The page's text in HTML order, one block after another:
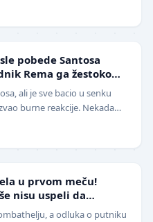
pobede Santosa
Rema ga žestoko
(VIDEO)
ali je sve bacio u senku
burne reakcije. Nekada
u prvom meču!
nisu uspeli da
a odluka o putniku